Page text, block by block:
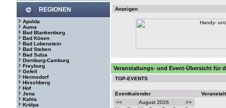
REGIONEN
Apolda
Auma
Bad Blankenburg
Bad Kösen
Bad Lobenstein
Bad Steben
Bad Sulza
Dornburg-Camburg
Freyburg
Gefell
Hermsdorf
Hirschberg
Hof
Jena
Kahla
Krölpa
Anzeigen
Veranstaltungs- und Event-Übersicht für
TOP-EVENTS
Eventkalender
<<
August 2026
>>